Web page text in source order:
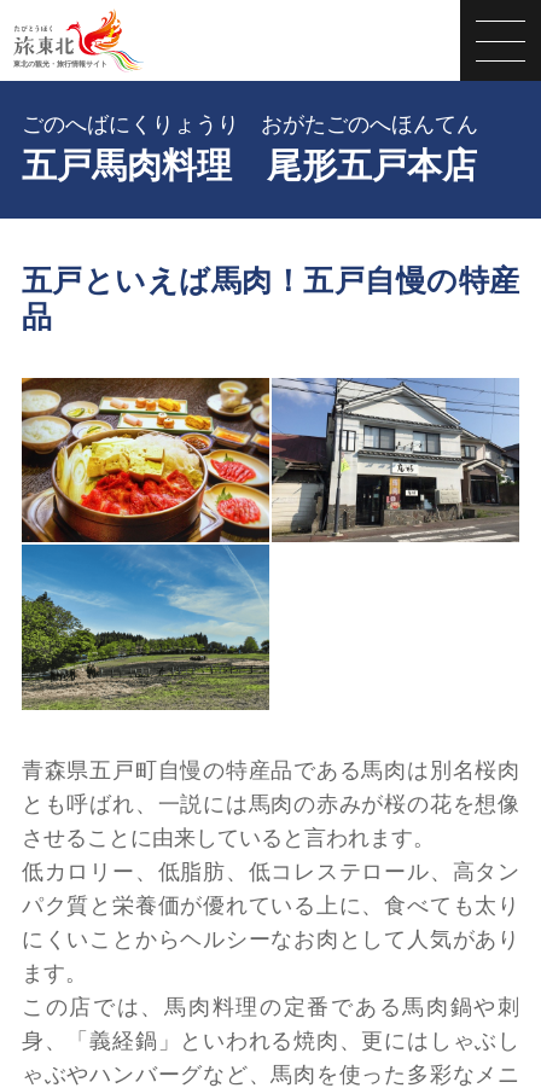
五戸馬肉料理 尾形五戸本店
ごのへばにくりょうり おがたごのへほんてん
五戸といえば馬肉！五戸自慢の特産
品
青森県五戸町自慢の特産品である馬肉は別名桜肉
とも呼ばれ、一説には馬肉の赤みが桜の花を想像
させることに由来していると言われます。
低カロリー、低脂肪、低コレステロール、高タン
パク質と栄養価が優れている上に、食べても太り
にくいことからヘルシーなお肉として人気があり
ます。
この店では、馬肉料理の定番である馬肉鍋や刺
身、「義経鍋」といわれる焼肉、更にはしゃぶし
ゃぶやハンバーグなど、馬肉を使った多彩なメニ